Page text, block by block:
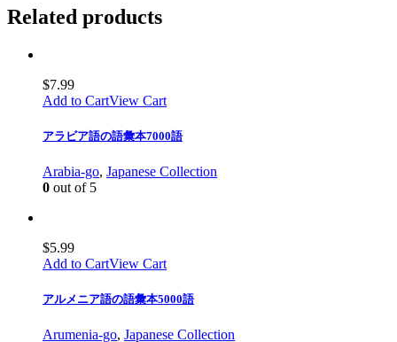
Related products
$7.99
Add to CartView Cart
アラビア語の語彙本7000語
Arabia-go, Japanese Collection
0 out of 5
$5.99
Add to CartView Cart
アルメニア語の語彙本5000語
Arumenia-go, Japanese Collection